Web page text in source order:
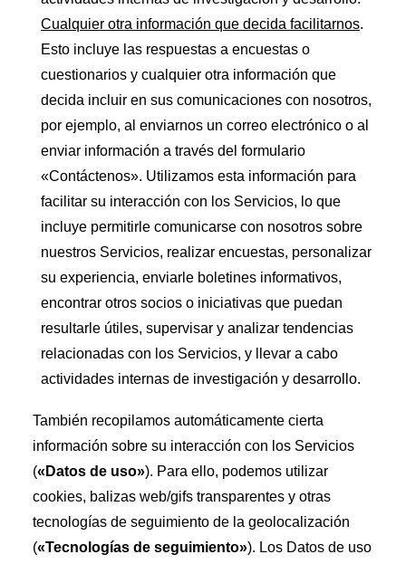
Cualquier otra información que decida facilitarnos.
Esto incluye las respuestas a encuestas o
cuestionarios y cualquier otra información que
decida incluir en sus comunicaciones con nosotros,
por ejemplo, al enviarnos un correo electrónico o al
enviar información a través del formulario
«Contáctenos». Utilizamos esta información para
facilitar su interacción con los Servicios, lo que
incluye permitirle comunicarse con nosotros sobre
nuestros Servicios, realizar encuestas, personalizar
su experiencia, enviarle boletines informativos,
encontrar otros socios o iniciativas que puedan
resultarle útiles, supervisar y analizar tendencias
relacionadas con los Servicios, y llevar a cabo
actividades internas de investigación y desarrollo.
También recopilamos automáticamente cierta
información sobre su interacción con los Servicios
(«Datos de uso»). Para ello, podemos utilizar
cookies, balizas web/gifs transparentes y otras
tecnologías de seguimiento de la geolocalización
(«Tecnologías de seguimiento»). Los Datos de uso